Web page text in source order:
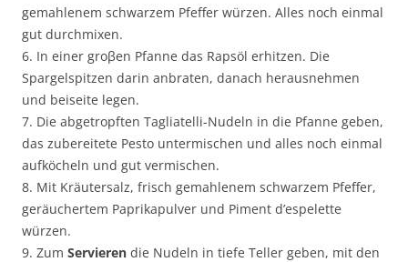
gemahlenem schwarzem Pfeffer würzen. Alles noch einmal
gut durchmixen.
6. In einer groβen Pfanne das Rapsöl erhitzen. Die
Spargelspitzen darin anbraten, danach herausnehmen
und beiseite legen.
7. Die abgetropften Tagliatelli-Nudeln in die Pfanne geben,
das zubereitete Pesto untermischen und alles noch einmal
aufköcheln und gut vermischen.
8. Mit Kräutersalz, frisch gemahlenem schwarzem Pfeffer,
geräuchertem Paprikapulver und Piment d’espelette
würzen.
9. Zum Servieren die Nudeln in tiefe Teller geben, mit den